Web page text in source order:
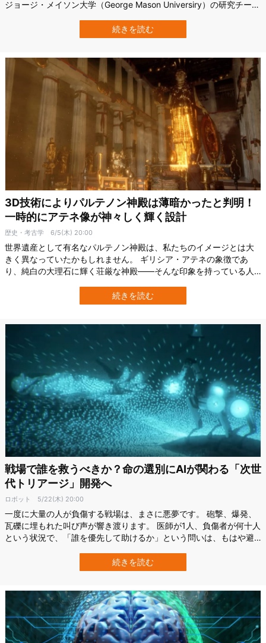
ジョージ・メイソン大学（George Mason Universiry）の研究チーム
に取り組んでいます。 このプロジェクトは、従来の訓練で避けられ
なかった危険を減らし、より多くの消防士の命を守ることを目指す
続きを読む
3D技術によりパルテノン神殿は薄暗かったと判明！
一時的にアテネ像が神々しく輝く設計
歴史・考古学 6/5(木) 20:00
世界遺産として有名なパルテノン神殿は、私たちのイメージとは大
きく異なっていたかもしれません。 ギリシア・アテネの象徴であ
り、純白の大理石に輝く荘厳な神殿——そんな印象を持っている人
と影を駆使した巧妙な設計が施されていたことが明らかになりまし
た。 この研究を行ったのは、オックスフォード大学（University of
続きを読む
戦場で誰を救うべきか？命の選別にAIが関わる「次世
代トリアージ」開発へ
ロボット 5/22(木) 20:00
一度に大量の人が負傷する戦場は、まさに悪夢です。 砲撃、爆発、
瓦礫に埋もれた叫び声が響き渡ります。 医師が1人、負傷者が何十人
という状況で、「誰を優先して助けるか」という問いは、もはや避
訪れようとしています。 アメリカ国防高等研究計画局（DARPA）が
2023年から始動させた「DARPA Triage Challenge（DTC）」は、…
続きを読む